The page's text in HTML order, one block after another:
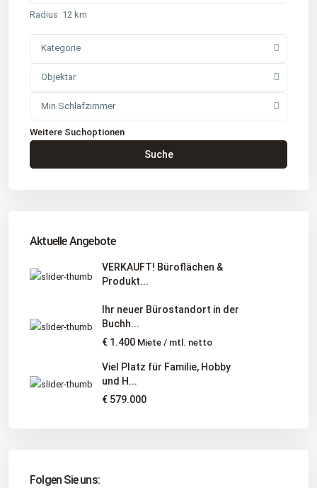
Radius: 12 km
Kategorie
Objektar
Min Schlafzimmer
Weitere Suchoptionen
Suche
Aktuelle Angebote
VERKAUFT! Büroflächen &
Produkt...
Ihr neuer Bürostandort in der
Buchh...
€ 1.400 Miete / mtl. netto
Viel Platz für Familie, Hobby
und H...
€ 579.000
Folgen Sie uns:
Kontakt
: Buchholz in der Nordheide
Unternehmen
Immobilienangebote